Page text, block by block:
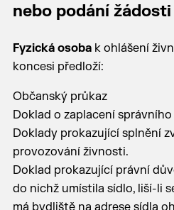
nebo podání
Fyzická osobak ohlášení
koncesi předloží:
Občanský průkaz
Doklad o zaplacení
Doklady prokazující splnění
provozování živnosti.
Doklad prokazující právní
do nichž umístila sídlo, liší-li
má bydliště na adrese sídla